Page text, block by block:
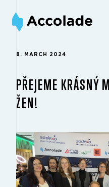
8. MARCH 2024
PŘEJEME KRÁSNÝ
ŽEN!